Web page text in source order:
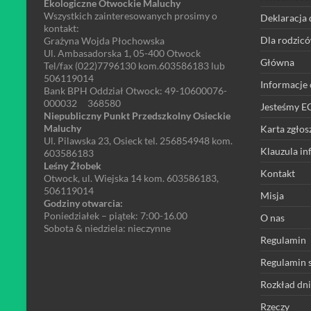
Ekologiczne Otwockie Maluchy
Wszystkich zainteresowanych prosimy o
kontakt:
Grażyna Wojda Płochowska
Ul. Ambasadorska 1, 05-400 Otwock
Tel/fax (022)7796130 kom.603586183 lub
506119014
Bank BPH Oddział Otwock: 49-10600076-
000032 368580
Niepubliczny Punkt Przedszkolny Osieckie
Maluchy
Ul. Pilawska 23, Osieck tel. 256854948 kom.
603586183
Leśny Żłobek
Otwock, ul. Wiejska 14 kom. 603586183,
506119014
Godziny otwarcia:
Poniedziałek – piątek: 7:00-16.00
Sobota & niedziela: nieczynne
Deklaracja
Dla
Główna
Informacje
Jesteśmy
Karta
Klauzula
Kontakt
Misja
O nas
Regulamin
Regulamin
Rozkład
Rzeczy